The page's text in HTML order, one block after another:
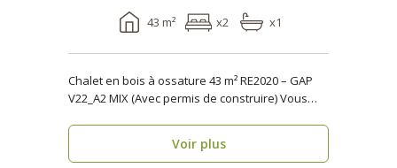
43 m² x2 x1
Chalet en bois à ossature 43 m² RE2020 – GAP
V22_A2 MIX (Avec permis de construire) Vous
Voir plus